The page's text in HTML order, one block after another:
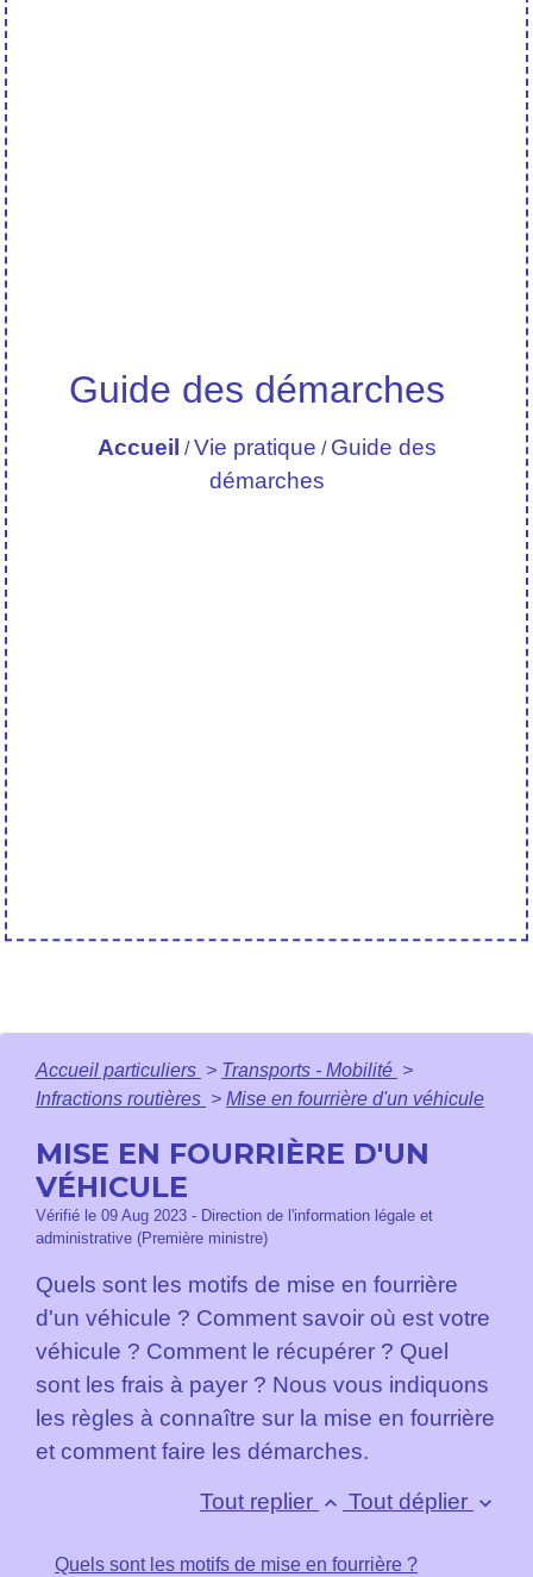
Guide des démarches
Accueil /Vie pratique / Guide des
démarches
Accueil particuliers > Transports - Mobilité >
Infractions routières > Mise en fourrière d'un véhicule
MISE EN FOURRIÈRE D'UN
VÉHICULE
Vérifié le 09 Aug 2023 - Direction de l'information légale et
administrative (Première ministre)
Quels sont les motifs de mise en fourrière
d'un véhicule ? Comment savoir où est votre
véhicule ? Comment le récupérer ? Quel
sont les frais à payer ? Nous vous indiquons
les règles à connaître sur la mise en fourrière
et comment faire les démarches.
Tout replier keyboard_arrow_up Tout déplier keyboard_arrow_down
Quels sont les motifs de mise en fourrière ?